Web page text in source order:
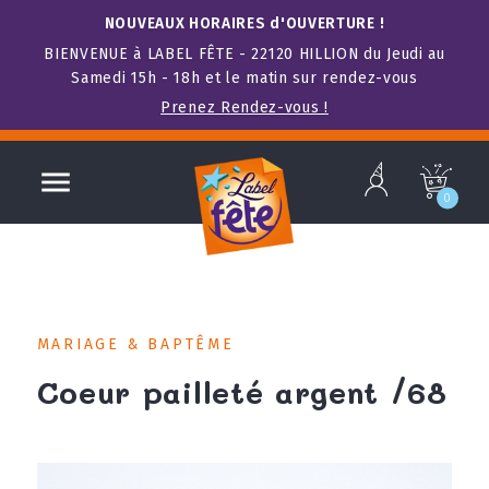
NOUVEAUX HORAIRES d'OUVERTURE !
BIENVENUE à LABEL FÊTE - 22120 HILLION du Jeudi au
Samedi 15h - 18h et le matin sur rendez-vous
Prenez Rendez-vous !
 b c
0
MARIAGE & BAPTÊME
Coeur pailleté argent /68